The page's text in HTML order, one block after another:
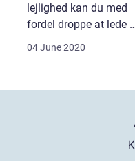
lejlighed kan du med
fordel droppe at lede i
storbyer...
04 June 2020